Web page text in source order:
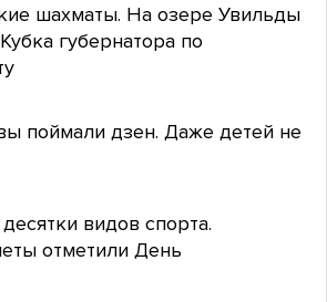
шахматы. На озере Увильды
губернатора по
поймали дзен. Даже детей не
видов спорта.
отметили День